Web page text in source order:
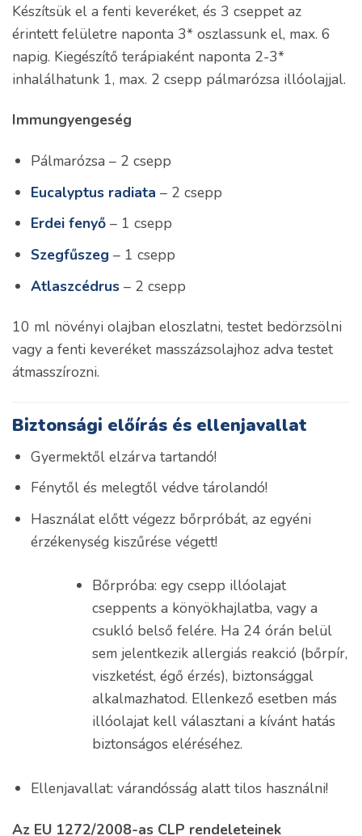
Készítsük el a fenti keveréket, és 3 cseppet az
érintett felületre naponta 3* oszlassunk el, max. 6
napig. Kiegészítő terápiaként naponta 2-3*
inhalálhatunk 1, max. 2 csepp pálmarózsa illóolajjal.
Immungyengeség
Pálmarózsa – 2 csepp
Eucalyptus radiata – 2 csepp
Erdei fenyő– 1 csepp
Szegfűszeg – 1 csepp
Atlaszcédrus– 2 csepp
10 ml növényi olajban eloszlatni, testet bedörzsölni
vagy a fenti keveréket masszázsolajhoz adva testet
átmasszírozni.
Biztonsági előírás és ellenjavallat
Gyermektől elzárva tartandó!
Fénytől és melegtől védve tárolandó!
Használat előtt végezz bőrpróbát, az egyéni
érzékenység kiszűrése végett!
Bőrpróba: egy csepp illóolajat
cseppents a könyökhajlatba, vagy a
csukló belső felére. Ha 24 órán belül
sem jelentkezik allergiás reakció (bőrpír,
viszketést, égő érzés), biztonsággal
alkalmazhatod. Ellenkező esetben más
illóolajat kell választani a kívánt hatás
biztonságos eléréséhez.
Ellenjavallat: várandósság alatt tilos használni!
Az EU 1272/2008-as CLP rendeleteinek